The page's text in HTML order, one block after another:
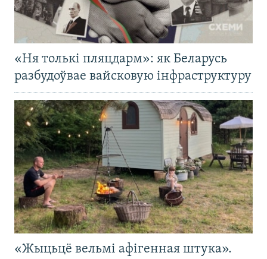
«Ня толькі пляцдарм»: як Беларусь
разбудоўвае вайсковую інфраструктуру
«Жыцьцё вельмі афігенная штука».